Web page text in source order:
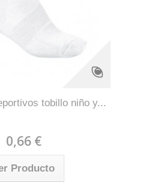
tobillo niño y...
0,66 €
Producto